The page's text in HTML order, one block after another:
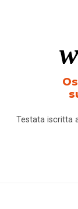
Testata iscritta